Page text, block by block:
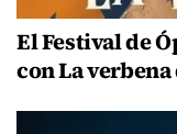
El Festival de
con La